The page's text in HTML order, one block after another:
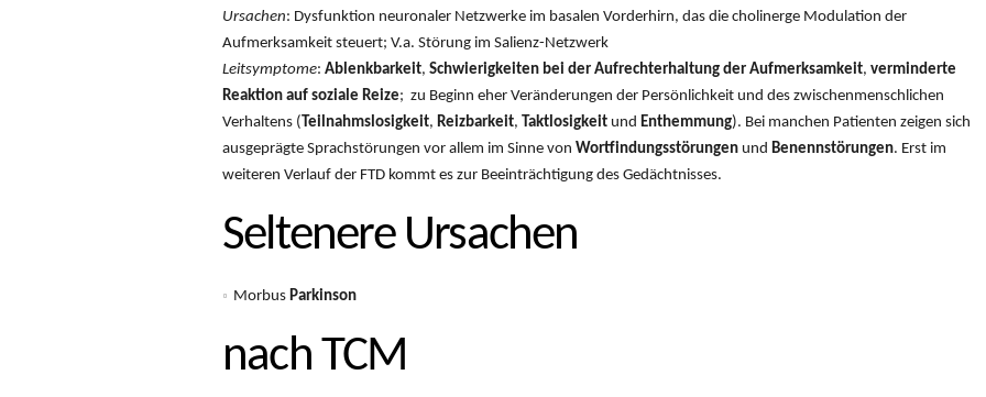
Ursachen: Dysfunktion neuronaler Netzwerke im basalen Vorderhirn, das die cholinerge Modulation der
Aufmerksamkeit steuert; V.a. Störung im Salienz-Netzwerk
Leitsymptome: Ablenkbarkeit, Schwierigkeiten bei der Aufrechterhaltung der Aufmerksamkeit, verminderte
Reaktion auf soziale Reize; zu Beginn eher Veränderungen der Persönlichkeit und des zwischenmenschlichen
Verhaltens ( Teilnahmslosigkeit, Reizbarkeit, Taktlosigkeit und Enthemmung). Bei manchen Patienten zeigen sich
ausgeprägte Sprachstörungen vor allem im Sinne von Wortfindungsstörungen und Benennstörungen. Erst im
weiteren Verlauf der FTD kommt es zur Beeinträchtigung des Gedächtnisses.
Seltenere Ursachen
Morbus Parkinson
nach TCM